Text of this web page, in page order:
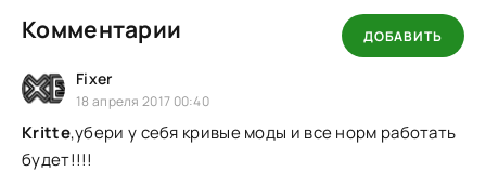
Комментарии ДОБАВИТЬ
Fixer
18 апреля 2017 00:40
Kritte,убери у себя кривые моды и все норм работать
будет!!!!